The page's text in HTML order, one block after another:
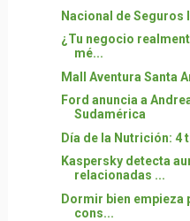
Nacional de Seguros
¿Tu negocio
mé...
Mall Aventura Santa
Ford anuncia a
Sudamérica
Día de la Nutrición: 4
Kaspersky detecta
relacionadas ...
Dormir bien empieza
cons...